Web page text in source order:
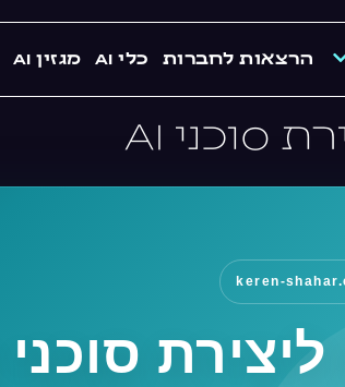
הרצאות לחברות כלי AI מגזין AI